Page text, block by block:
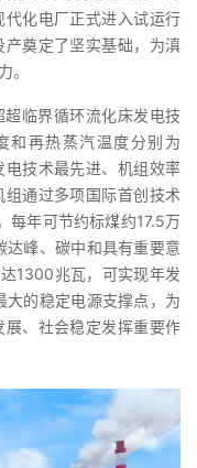
化电厂正式进入试运行
奠定了坚实基础，为滇
。
临界循环流化床发电技
和再热蒸汽温度分别为
技术最先进、机组效率
通过多项国际首创技术
每年可节约标煤约17.5万
峰、碳中和具有重要意
1300兆瓦，可实现年发
的稳定电源支撑点，为
、社会稳定发挥重要作